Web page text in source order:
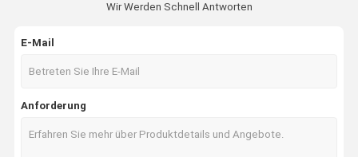
Wir Werden Schnell Antworten
E-Mail
Anforderung